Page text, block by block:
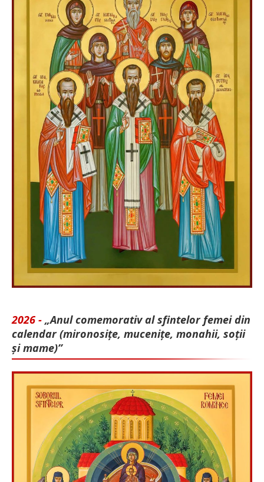
2026 - „Anul comemorativ al sfintelor femei din
calendar (mironosițe, mu­cenițe, monahii, soții
și mame)”